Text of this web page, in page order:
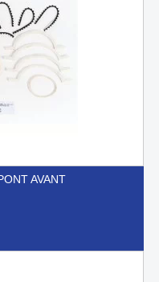
AVANT